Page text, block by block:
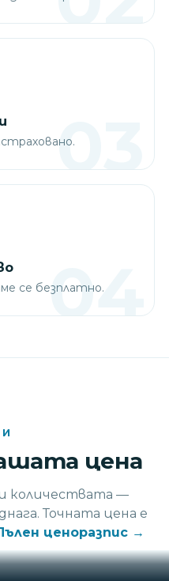
се безплатно.
цена
количествата —
Точната цена е
ценоразпис →